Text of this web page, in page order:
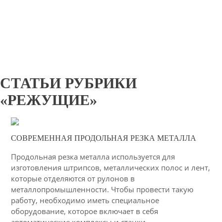
СТАТЬИ РУБРИКИ
«РЕЖУЩИЕ»
4339
СОВРЕМЕННАЯ ПРОДОЛЬНАЯ РЕЗКА МЕТАЛЛА
Продольная резка металла используется для
изготовления штрипсов, металлических полос и лент,
которые отделяются от рулонов в
металлопромышленности. Чтобы провести такую
работу, необходимо иметь специальное
оборудование, которое включает в себя